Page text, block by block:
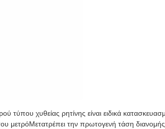
χυθείας ρητίνης είναι ειδικά
μετρόΜετατρέπει την πρωτογενή τάση